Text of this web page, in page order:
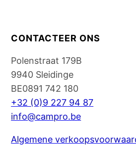
CONTACTEER ONS
Polenstraat 179B
9940 Sleidinge
BE0891 742 180
+32 (0)9 227 94 87
info@campro.be
Algemene